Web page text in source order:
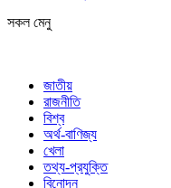
সকল মেনু
জাতীয়
রাজনীতি
বিশ্ব
অর্থ-বাণিজ্য
খেলা
তথ্য-প্রযুক্তি
বিনোদন